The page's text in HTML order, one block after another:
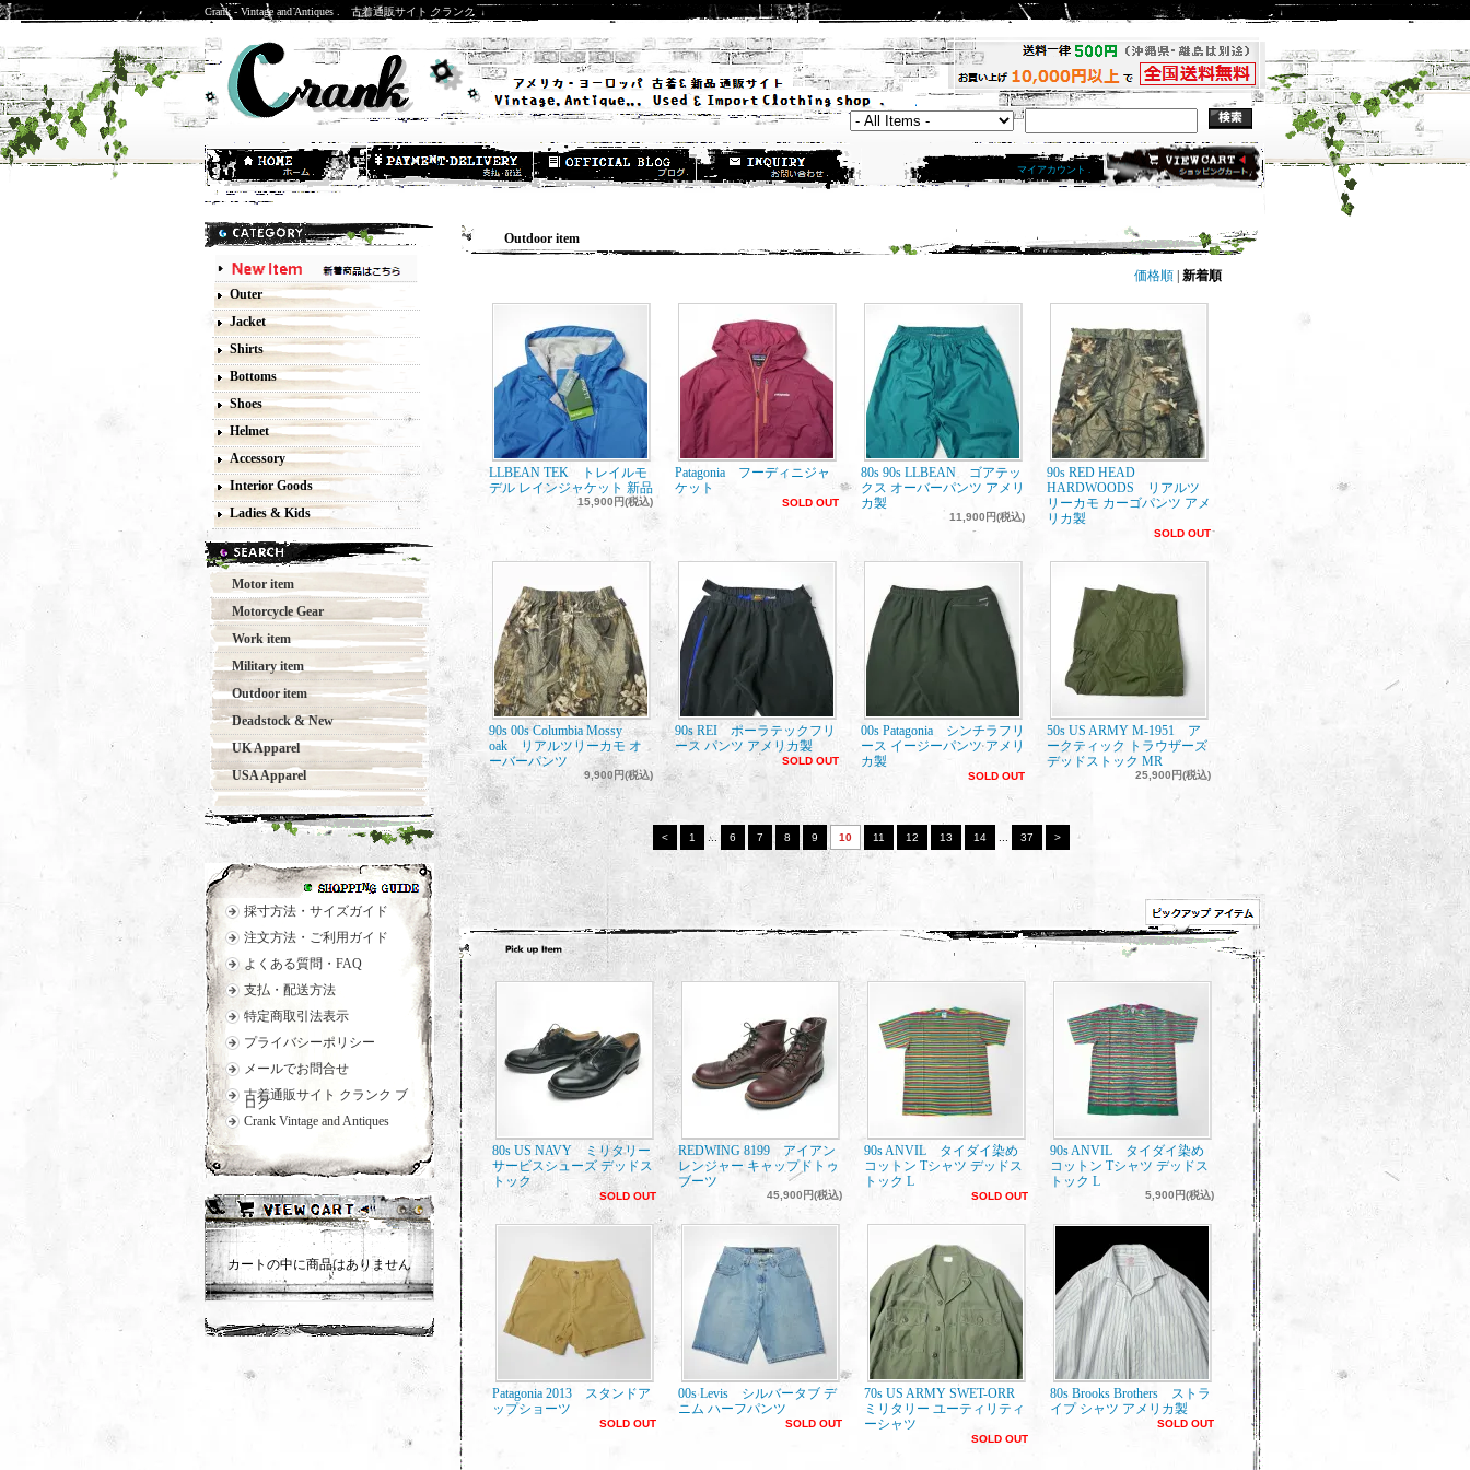
Crank - Vintage and Antiques . 古着通販サイト クランク
マイアカウント .
Outer
Jacket
Shirts
Bottoms
Shoes
Helmet
Accessory
Interior Goods
Ladies & Kids
Motor item
Motorcycle Gear
Work item
Military item
Outdoor item
Deadstock & New
UK Apparel
USA Apparel
採寸方法・サイズガイド
注文方法・ご利用ガイド
よくある質問・FAQ
支払・配送方法
特定商取引法表示
プライバシーポリシー
メールでお問合せ
古着通販サイト クランク ブ
ログ
Crank Vintage and Antiques
カートの中に商品はありません
Outdoor item
価格順 新着順
LLBEAN TEK トレイルモ
デル レインジャケット 新品
15,900円(税込)
Patagonia フーディニジャ
ケット
SOLD OUT
80s 90s LLBEAN ゴアテッ
クス オーバーパンツ アメリ
カ製
11,900円(税込)
90s RED HEAD
HARDWOODS リアルツ
リーカモ カーゴパンツ アメ
リカ製
SOLD OUT
90s 00s Columbia Mossy
oak リアルツリーカモ オ
ーバーパンツ
9,900円(税込)
90s REI ポーラテックフリ
ース パンツ アメリカ製
SOLD OUT
00s Patagonia シンチラフリ
ース イージーパンツ アメリ
カ製
SOLD OUT
50s US ARMY M-1951 ア
ークティック トラウザーズ
デッドストック MR
25,900円(税込)
< 1 ... 6 7 8 9 10 11 12 13 14 37 >
80s US NAVY ミリタリー
サービスシューズ デッドス
トック
SOLD OUT
REDWING 8199 アイアン
レンジャー キャップドトゥ
ブーツ
45,900円(税込)
90s ANVIL タイダイ染め
コットン Tシャツ デッドス
トック L
SOLD OUT
90s ANVIL タイダイ染め
コットン Tシャツ デッドス
トック L
5,900円(税込)
Patagonia 2013 スタンドア
ップショーツ
SOLD OUT
00s Levis シルバータブ デ
ニム ハーフパンツ
SOLD OUT
70s US ARMY SWET-ORR
ミリタリー ユーティリティ
ーシャツ
SOLD OUT
80s Brooks Brothers ストラ
イプ シャツ アメリカ製
SOLD OUT